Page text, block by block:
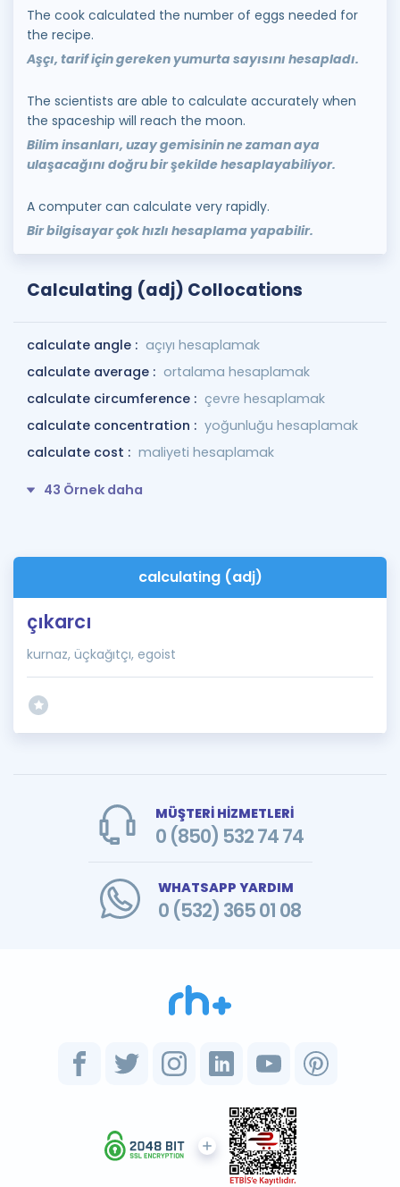
The cook calculated the number of eggs needed for
the recipe.
Aşçı, tarif için gereken yumurta sayısını hesapladı.
The scientists are able to calculate accurately when
the spaceship will reach the moon.
Bilim insanları, uzay gemisinin ne zaman aya
ulaşacağını doğru bir şekilde hesaplayabiliyor.
A computer can calculate very rapidly.
Bir bilgisayar çok hızlı hesaplama yapabilir.
Calculating (adj) Collocations
calculate angle : açıyı hesaplamak
calculate average : ortalama hesaplamak
calculate circumference : çevre hesaplamak
calculate concentration : yoğunluğu hesaplamak
calculate cost : maliyeti hesaplamak
43 Örnek daha
calculating (adj)
çıkarcı
kurnaz, üçkağıtçı, egoist
MÜŞTERİ HİZMETLERİ
0 (850) 532 74 74
WHATSAPP YARDIM
0 (532) 365 01 08